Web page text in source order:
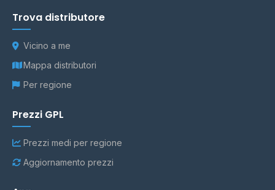
Trova distributore
Vicino a me
Mappa distributori
Per regione
Prezzi GPL
Prezzi medi per regione
Aggiornamento prezzi